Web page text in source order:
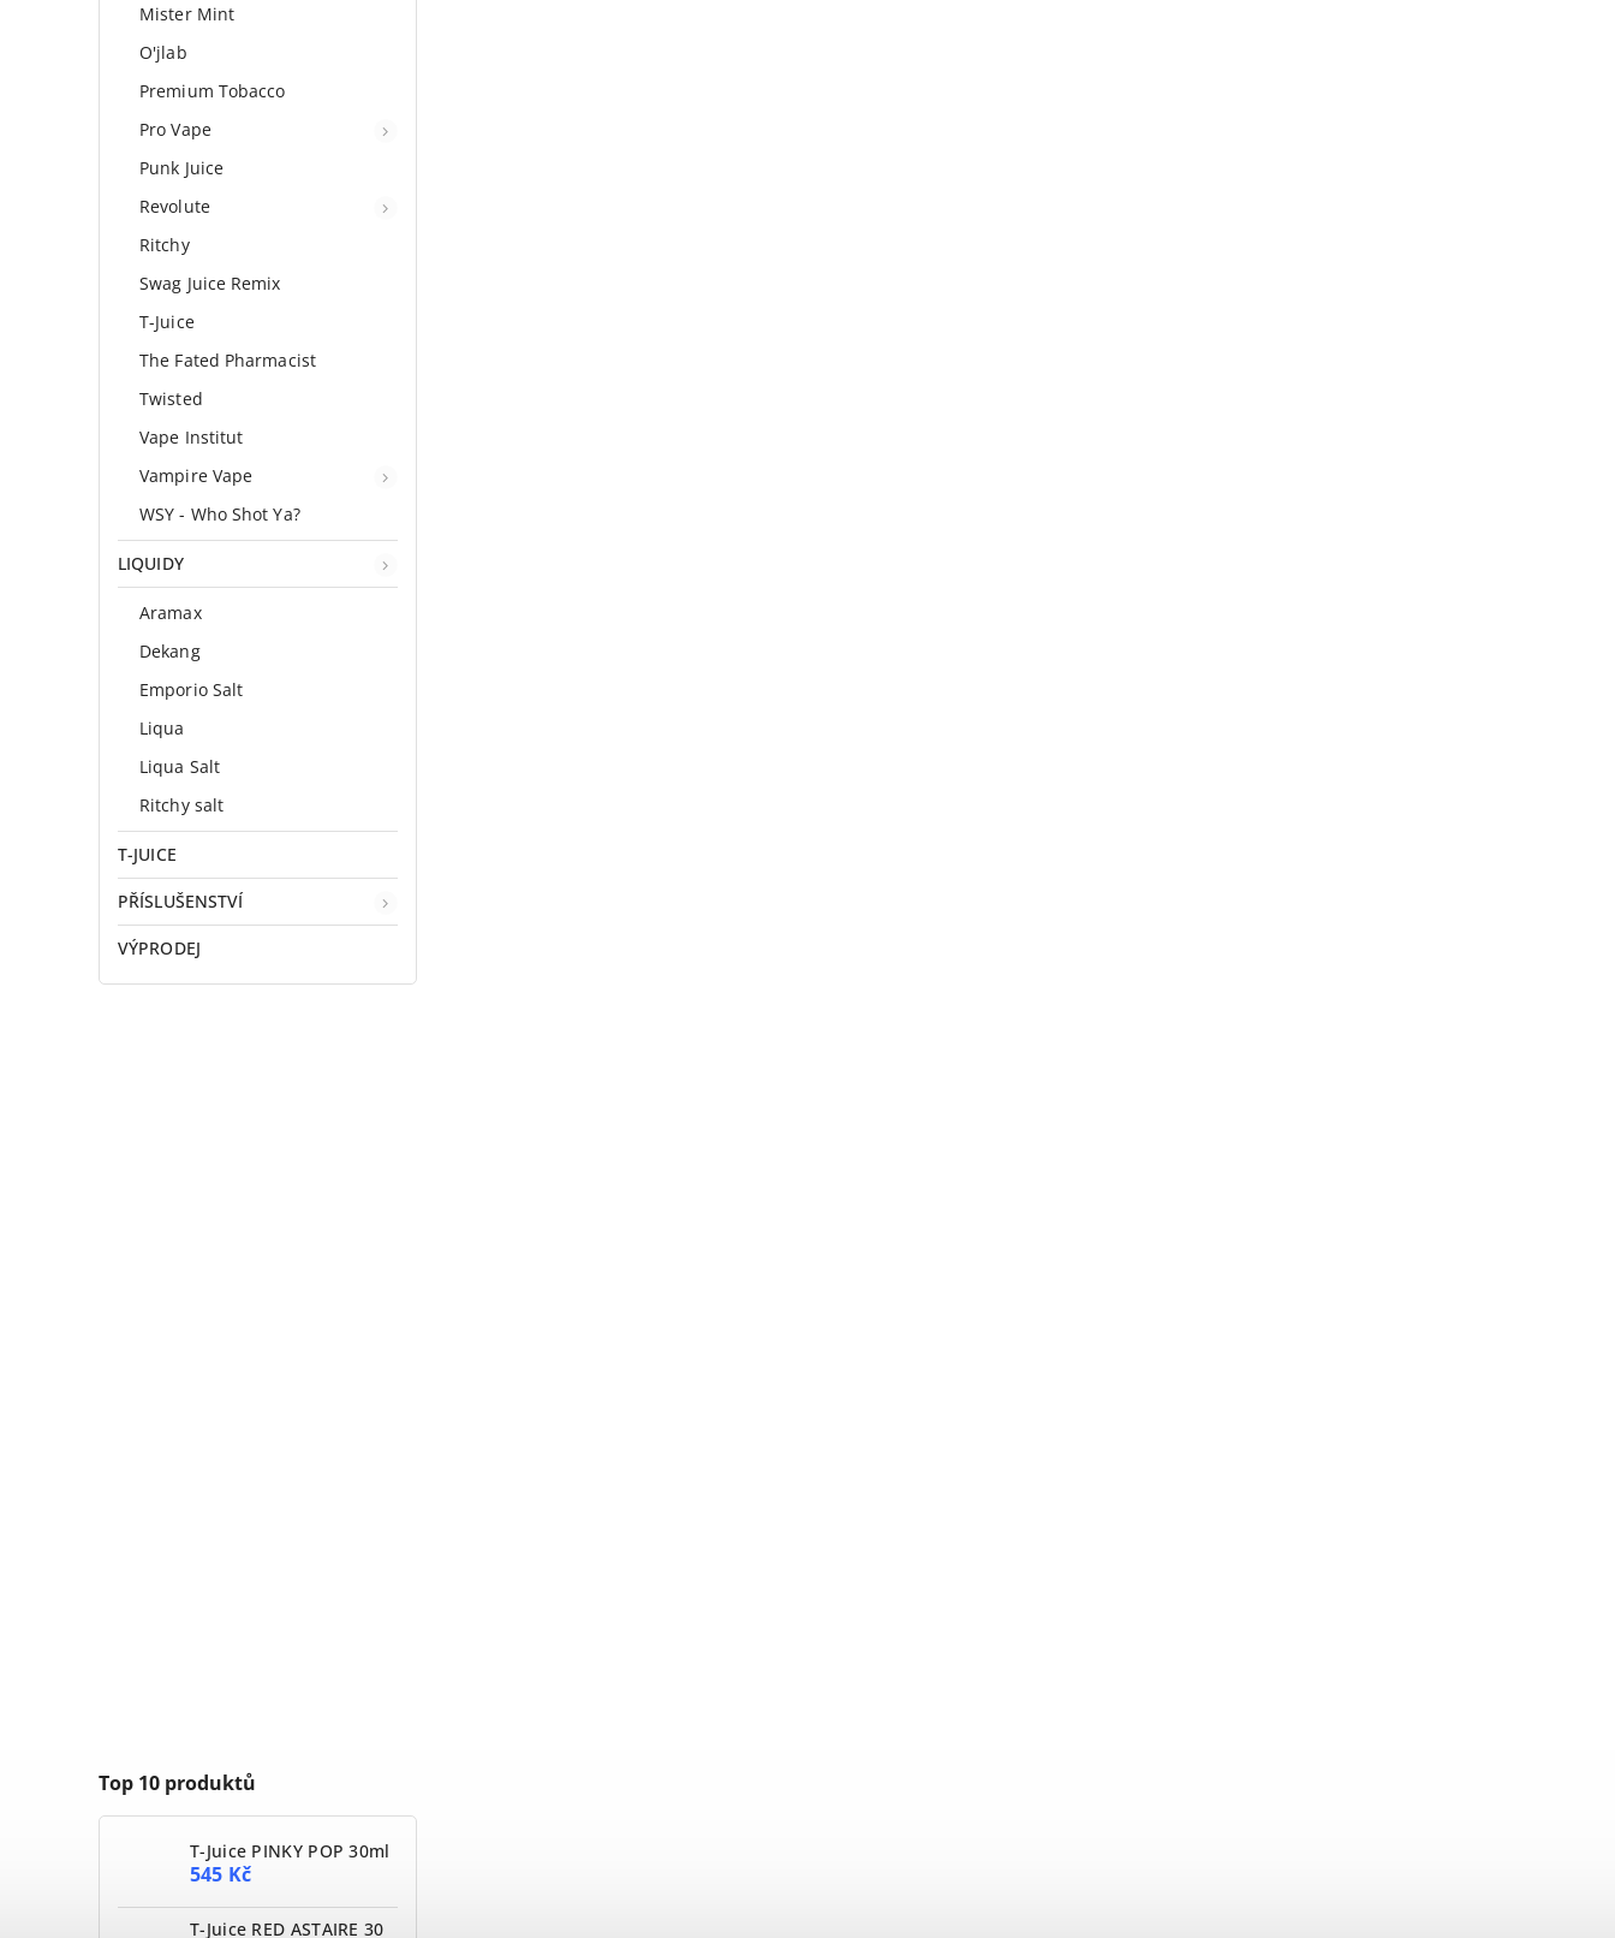
Mister Mint
O'jlab
Premium Tobacco
Pro Vape
Punk Juice
Revolute
Ritchy
Swag Juice Remix
T-Juice
The Fated Pharmacist
Twisted
Vape Institut
Vampire Vape
WSY - Who Shot Ya?
LIQUIDY
Aramax
Dekang
Emporio Salt
Liqua
Liqua Salt
Ritchy salt
T-JUICE
PŘÍSLUŠENSTVÍ
VÝPRODEJ
Top 10 produktů
T-Juice PINKY POP 30ml
545 Kč
T-Juice RED ASTAIRE 30